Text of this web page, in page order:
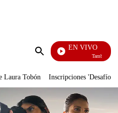
Enviar
EN VIVO
También Caerás
Laura Tobón Inscripciones 'Desafío'